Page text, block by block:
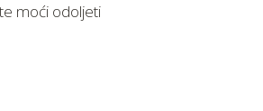
moći odoljeti